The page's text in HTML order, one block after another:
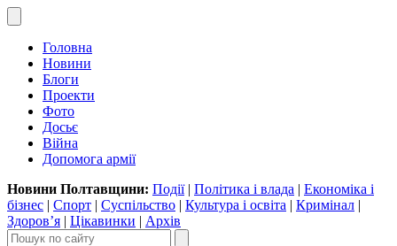
Головна
Новини
Блоги
Проекти
Фото
Досьє
Війна
Допомога армії
Новини Полтавщини: Події| Політика і влада | Економіка і
бізнес | Спорт | Суспільство | Культура і освіта | Кримінал |
Здоров’я | Цікавинки | Архів